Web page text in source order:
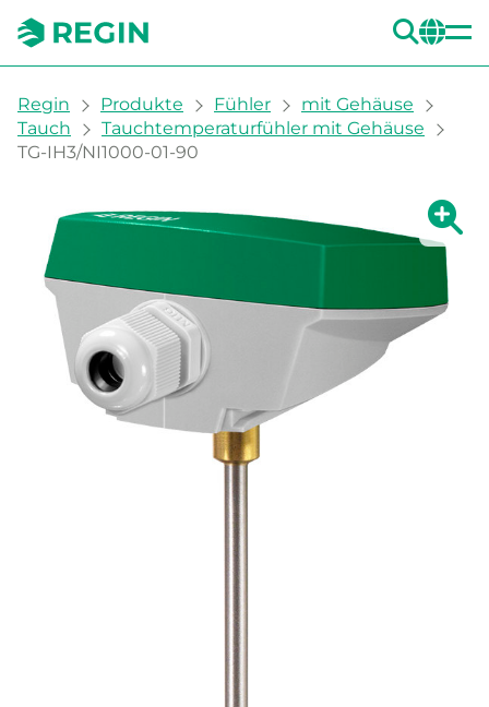
You are here:
Regin Produkte Fühler
mit Gehäuse
Tauch
Tauchtemperaturfühler mit Gehäuse
TG-IH3/NI1000-01-90
Zeige